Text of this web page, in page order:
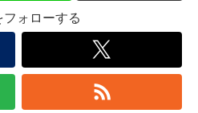
フォローする